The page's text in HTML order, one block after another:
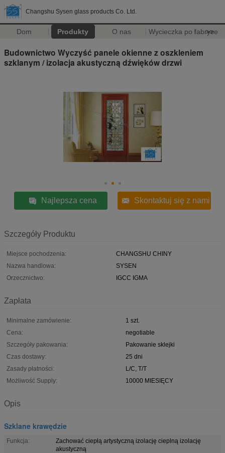
Changshu Sysen glass products Co. Ltd.
Dom Produkty O nas Wycieczka po fabryce
>>
Budownictwo Wyczyść panele okienne z oszkleniem
szklanym / izolacja akustyczną dźwięków drzwi
Najlepsza cena Skontaktuj się z nami
Szczegóły Produktu
Miejsce pochodzenia:
CHANGSHU CHINY
Nazwa handlowa:
SYSEN
Orzecznictwo:
IGCC IGMA
Zapłata
Minimalne zamówienie:
1 szt.
Cena:
negotiable
Szczegóły pakowania:
Pakowanie sklejki
Czas dostawy:
25 dni
Zasady płatności:
L/C, T/T
Możliwość Supply:
10000 MIESIĘCY
Opis
Szklane krawędzie
Funkcja:
Zachować ciepłą artystyczną izolację cieplną izolację
akustyczną